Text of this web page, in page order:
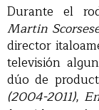
Durante el
Martin
director
televisión
dúo de
(2004-2011),